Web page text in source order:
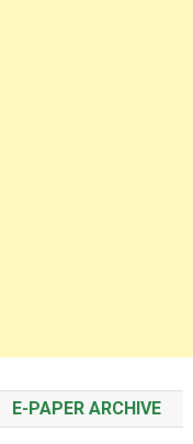
E-PAPER ARCHIVE